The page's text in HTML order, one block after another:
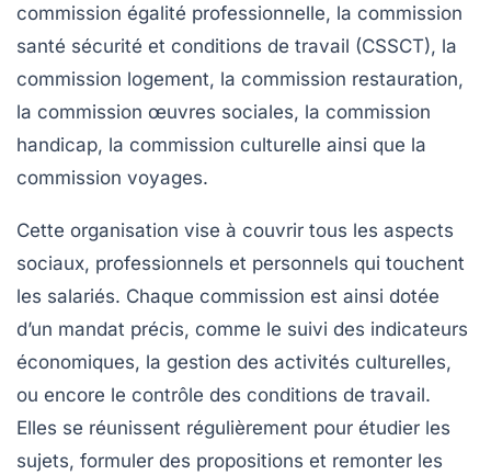
commission égalité professionnelle, la commission
santé sécurité et conditions de travail (CSSCT), la
commission logement, la commission restauration,
la commission œuvres sociales, la commission
handicap, la commission culturelle ainsi que la
commission voyages.
Cette organisation vise à couvrir tous les aspects
sociaux, professionnels et personnels qui touchent
les salariés. Chaque commission est ainsi dotée
d’un mandat précis, comme le suivi des indicateurs
économiques, la gestion des activités culturelles,
ou encore le contrôle des conditions de travail.
Elles se réunissent régulièrement pour étudier les
sujets, formuler des propositions et remonter les